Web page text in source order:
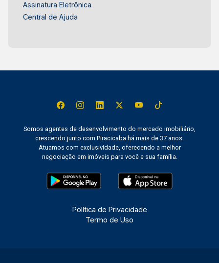
Assinatura Eletrônica
Central de Ajuda
Somos agentes de desenvolvimento do mercado imobiliário,
crescendo junto com Piracicaba há mais de 37 anos.
Atuamos com exclusividade, oferecendo a melhor
negociação em imóveis para você e sua família.
Política de Privacidade
Termo de Uso